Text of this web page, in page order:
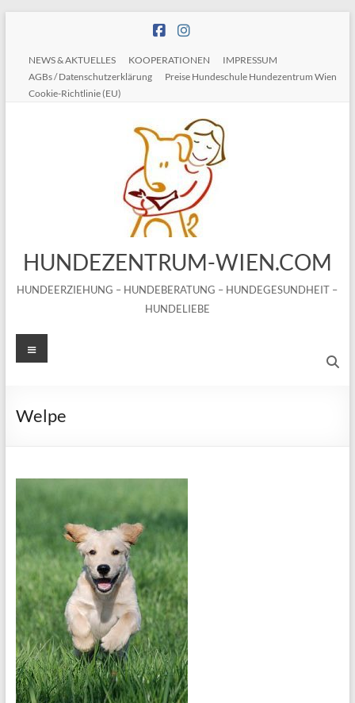
NEWS & AKTUELLES KOOPERATIONEN
IMPRESSUM
AGBs / Datenschutzerklärung
Preise Hundeschule Hundezentrum Wien
Cookie-Richtlinie (EU)
HUNDEZENTRUM-WIEN.COM
HUNDEERZIEHUNG – HUNDEBERATUNG – HUNDEGESUNDHEIT –
HUNDELIEBE
Menü
Welpe